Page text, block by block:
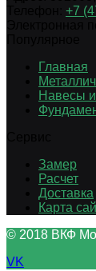
+7
Главная
Навесы
Замер
Расчет
Доставка
Карта
© 2018 ВКФ
VK